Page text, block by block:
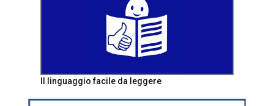
Il linguaggio facile da leggere